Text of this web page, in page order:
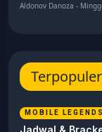
Aldonov Danoza -
Terpopuler
MOBILE LEGENDS
Jadwal &